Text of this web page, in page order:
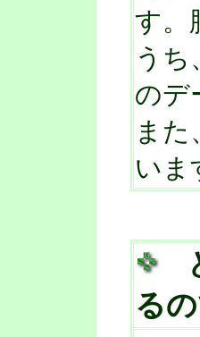
す。
うち
のデ
また
いま
る